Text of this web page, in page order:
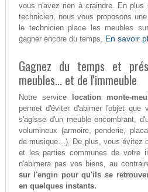
vous n'avez rien à craindre. En
technicien, nous vous proposons
le technicien place les meubles
gagner encore du temps. En savoir
Gagnez du temps et
meubles... et de l'immeuble
Notre service location monte-
permet d'éviter d'abimer l'objet que
s'agisse d'un meuble encombrant,
volumineux (armoire, penderie,
de musique…). De plus, vous évitez
et les parties communes de votre
n'abimera pas vos biens, au
sur l'engin pour qu'ils se
en quelques instants.